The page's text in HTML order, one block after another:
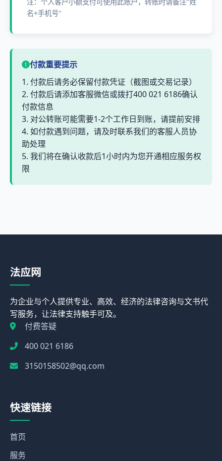
名+手机号"
付款重要提示
1. 付款后请务必保留付款凭证（截图或交易记录）
2. 付款后请添加客服微信或拨打400 021 6186确认
付款信息
3. 对公转账可能需要1-2个工作日到账，请提前安排
4. 如付款遇到问题，请及时联系我们的客服人员协
助处理
5. 我们将在确认收款后1小时内为您开通相应服务权
限
法应网
为企业与个人提供专业、高效、经济的法律咨询与文书代
写服务，让法律支持触手可及。
付费答疑
400 021 6186
3150158502@qq.com
快速链接
首页
服务